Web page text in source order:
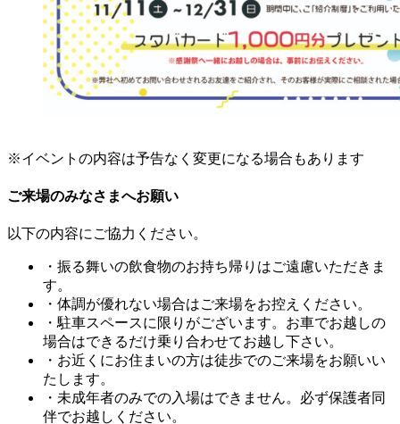
※イベントの内容は予告なく変更になる場合もあります
ご来場のみなさまへお願い
以下の内容にご協力ください。
・振る舞いの飲食物のお持ち帰りはご遠慮いただきま
す。
・体調が優れない場合はご来場をお控えください。
・駐車スペースに限りがございます。お車でお越しの
場合はできるだけ乗り合わせてお越し下さい。
・お近くにお住まいの方は徒歩でのご来場をお願いい
たします。
・未成年者のみでの入場はできません。必ず保護者同
伴でお越しください。